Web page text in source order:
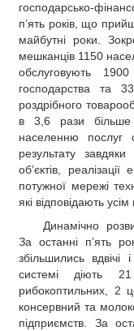
господарсько-
п’ять років, що
майбутні роки.
мешканців 1150
обслуговують 1900
господарства та
роздрібного
в 3,6 рази
населенню послуг
результату
об’єктів,
потужної мережі
які відповідають
Динамічно
За останні п’ять
збільшились
системі діють
рибокоптильних, 2
консервний та
підприємств. За